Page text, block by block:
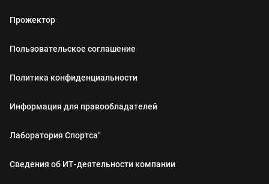
Прожектор
Пользовательское соглашение
Политика конфиденциальности
Информация для правообладателей
Лаборатория Спортса"
Сведения об ИТ‑деятельности компании